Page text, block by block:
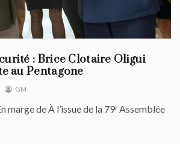
: Brice Clotaire Oligui
au Pentagone
GM
de À l’issue de la 79ᵉ Assemblée